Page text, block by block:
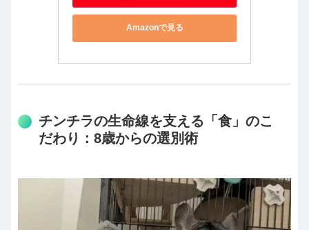
Amazonで見る
チンチラの生命線を支える「食」のこ
だわり：8歳からの選別術